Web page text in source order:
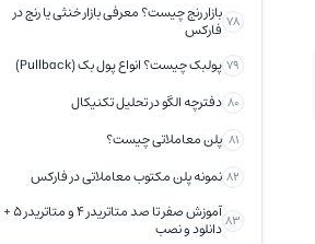
78 بازار رنج چیست؟ معرفی بازار خنثی یا رنج در
فارکس
79 پولبک چیست؟ انواع پول بک (Pullback)
80 دفترچه الگو در تحلیل تکنیکال
81 پلن معاملاتی چیست؟
82 نمونه پلن مکتوب معاملاتی در فارکس
83 آموزش صفر تا صد متاتریدر 4 و متاتریدر 5 +
دانلود و نصب